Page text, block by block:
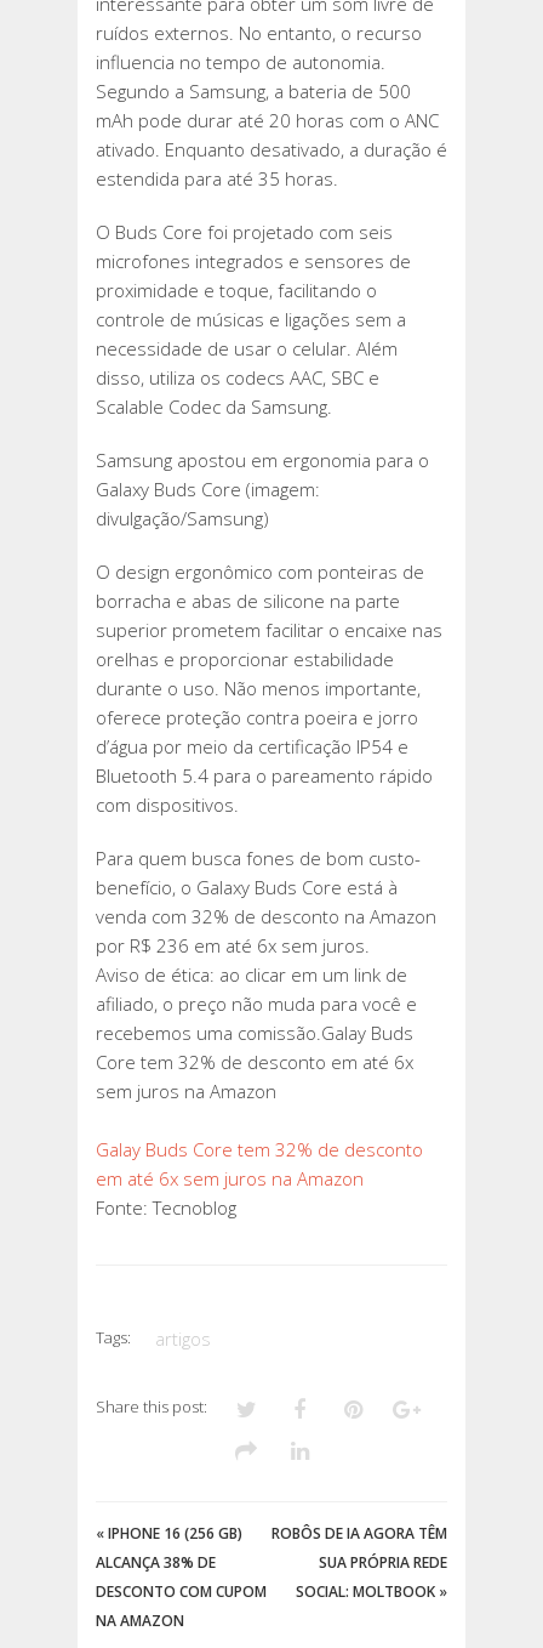
ruídos externos. No entanto, o recurso
influencia no tempo de autonomia.
Segundo a Samsung, a bateria de 500
mAh pode durar até 20 horas com o ANC
ativado. Enquanto desativado, a duração é
estendida para até 35 horas.
O Buds Core foi projetado com seis
microfones integrados e sensores de
proximidade e toque, facilitando o
controle de músicas e ligações sem a
necessidade de usar o celular. Além
disso, utiliza os codecs AAC, SBC e
Scalable Codec da Samsung.
Samsung apostou em ergonomia para o
Galaxy Buds Core (imagem:
divulgação/Samsung)
O design ergonômico com ponteiras de
borracha e abas de silicone na parte
superior prometem facilitar o encaixe nas
orelhas e proporcionar estabilidade
durante o uso. Não menos importante,
oferece proteção contra poeira e jorro
d’água por meio da certificação IP54 e
Bluetooth 5.4 para o pareamento rápido
com dispositivos.
Para quem busca fones de bom custo-
benefício, o Galaxy Buds Core está à
venda com 32% de desconto na Amazon
por R$ 236 em até 6x sem juros.
Aviso de ética: ao clicar em um link de
afiliado, o preço não muda para você e
recebemos uma comissão.Galay Buds
Core tem 32% de desconto em até 6x
sem juros na Amazon
Galay Buds Core tem 32% de desconto
em até 6x sem juros na Amazon
Fonte: Tecnoblog
Tags: artigos
Share this post:
«IPHONE 16 (256 GB)
ALCANÇA 38% DE
DESCONTO COM CUPOM
NA AMAZON
ROBÔS DE IA AGORA TÊM
SUA PRÓPRIA REDE
SOCIAL: MOLTBOOK »